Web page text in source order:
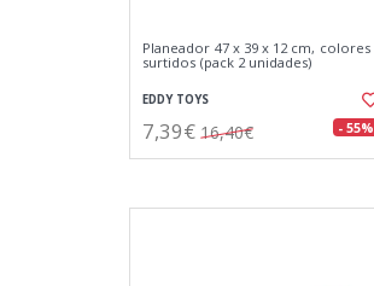
Planeador 47 x 39 x 12 cm, colores
surtidos (pack 2 unidades)
EDDY TOYS
7,39€ 16,40€ - 55%